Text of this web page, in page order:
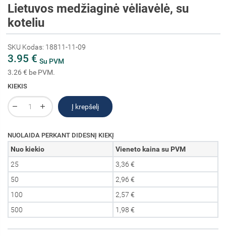
Lietuvos medžiaginė vėliavėlė, su
koteliu
SKU Kodas: 18811-11-09
3.95 € Su PVM
3.26 € be PVM.
KIEKIS
Į krepšelį
NUOLAIDA PERKANT DIDESNĮ KIEKĮ
Nuo kiekio
Vieneto kaina su PVM
25
3,36 €
50
2,96 €
100
2,57 €
500
1,98 €